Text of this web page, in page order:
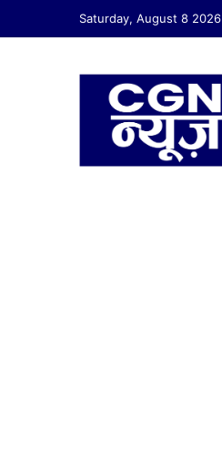
Saturday, August 8 2026